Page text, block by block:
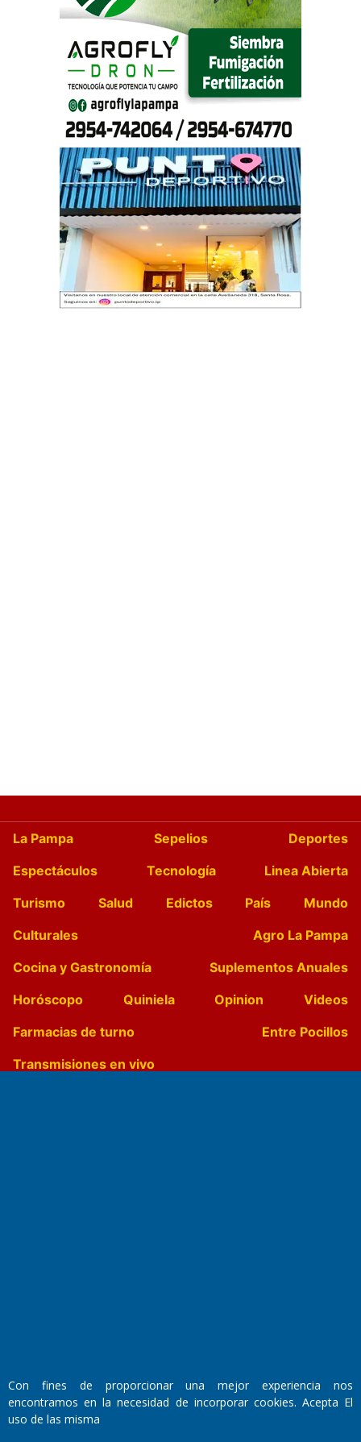
La Pampa Sepelios
Deportes
Espectáculos
Tecnología
Linea Abierta
Turismo
Salud Edictos País
Mundo
Culturales
Agro La Pampa
Cocina y Gastronomía
Suplementos Anuales
Horóscopo
Quiniela Opinion
Videos
Farmacias de turno
Entre Pocillos
Transmisiones en vivo
Propietario: El Diario SRL
Director Periodístico:
Walter René Goñi
Con fines de proporcionar una mejor experiencia nos
encontramos en la necesidad de incorporar cookies. Acepta El
uso de las misma